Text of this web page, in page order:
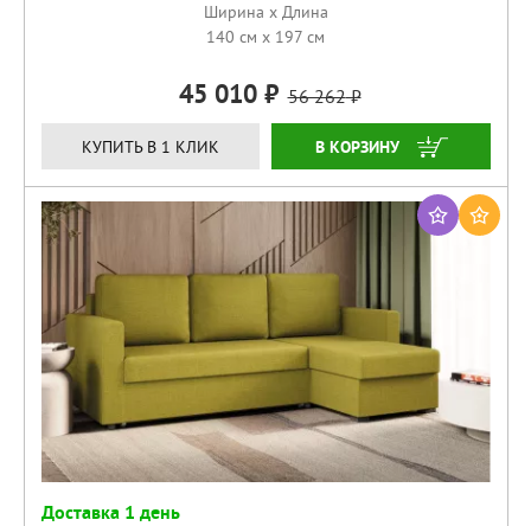
Ширина x Длина
140 см x 197 см
45 010 56 262
КУПИТЬ В 1 КЛИК КУПИТЬ
Доставка 1 день